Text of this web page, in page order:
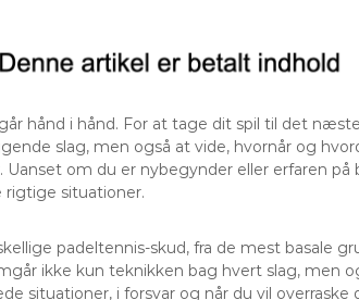
hånd i hånd. For at tage dit spil til det
slag, men også at vide, hvornår og
om du er nybegynder eller erfaren
situationer.
padeltennis-skud, fra de mest basale
ikke kun teknikken bag hvert slag, men
situationer, i forsvar og når du vil overraske